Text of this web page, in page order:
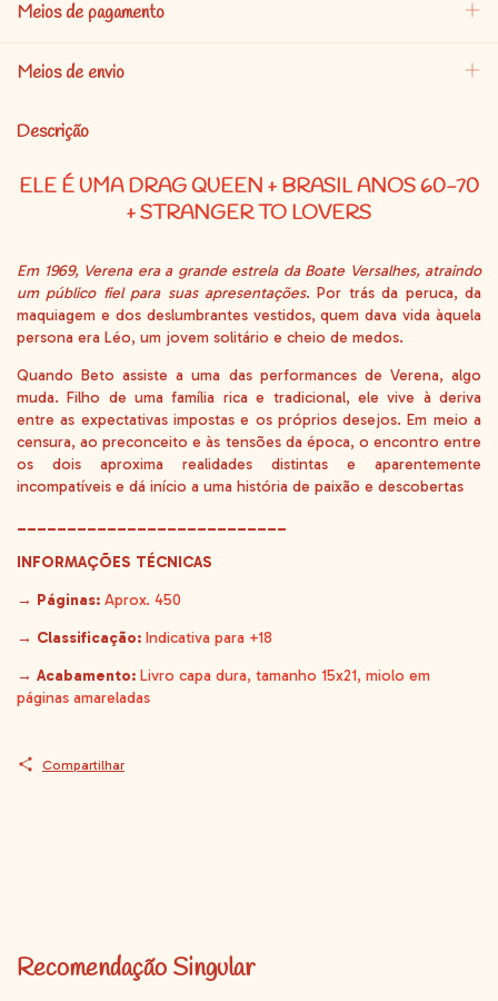
Meios de pagamento
Meios de envio
Descrição
ELE É UMA DRAG QUEEN + BRASIL ANOS 60-70
+ STRANGER TO LOVERS
Em 1969, Verena era a grande estrela da Boate Versalhes, atraindo
um público fiel para suas apresentações. Por trás da peruca, da
maquiagem e dos deslumbrantes vestidos, quem dava vida àquela
persona era Léo, um jovem solitário e cheio de medos.
Quando Beto assiste a uma das performances de Verena, algo
muda. Filho de uma família rica e tradicional, ele vive à deriva
entre as expectativas impostas e os próprios desejos. Em meio a
censura, ao preconceito e às tensões da época, o encontro entre
os dois aproxima realidades distintas e aparentemente
incompatíveis e dá início a uma história de paixão e descobertas
___________________________
INFORMAÇÕES TÉCNICAS
→ Páginas: Aprox. 450
→ Classificação: Indicativa para +18
→ Acabamento: Livro capa dura, tamanho 15x21, miolo em
páginas amareladas
Compartilhar
Recomendação Singular